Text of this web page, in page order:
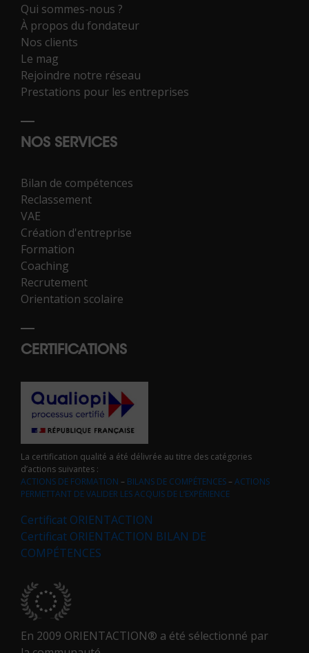
Qui sommes-nous ?
À propos du fondateur
Nos clients
Le mag
Rejoindre notre réseau
Prestations pour les entreprises
NOS SERVICES
Bilan de compétences
Reclassement
VAE
Création d'entreprise
Formation
Coaching
Recrutement
Orientation scolaire
CERTIFICATIONS
La certification qualité a été délivrée au titre des catégories
d’actions suivantes :
ACTIONS DE FORMATION – BILANS DE COMPÉTENCES–ACTIONS
PERMETTANT DE VALIDER LES ACQUIS DE L’EXPÉRIENCE
Certificat ORIENTACTION
Certificat ORIENTACTION BILAN DE
COMPÉTENCES
En 2009 ORIENTACTION® a été sélectionné par